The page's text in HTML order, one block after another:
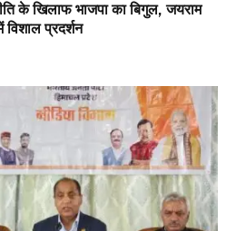
के खिलाफ भाजपा का बिगुल, जयराम
प्रदर्शन